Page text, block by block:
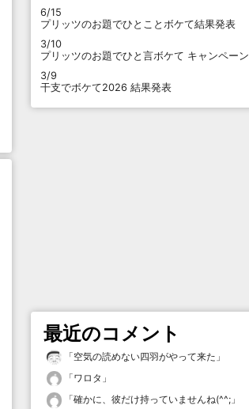
6/15
プリッツのお題でひとことボケて結果発表
3/10
プリッツのお題でひと言ボケて キャンペーン
3/9
干支でボケて2026 結果発表
最近のコメント
「空気の読めない四羽がやって来た 」
「ワロタ 」
「確かに、彼だけ持っていませんね(^^; 」